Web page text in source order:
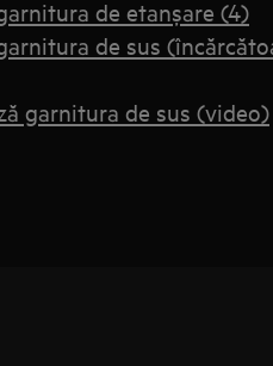
de etanșare (4)
de sus
garnitura de sus (video)